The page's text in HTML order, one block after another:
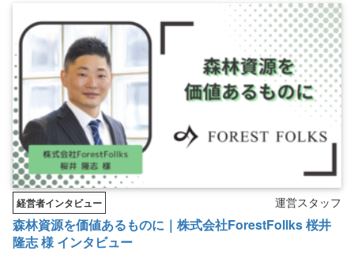
経営者インタビュー 運営スタッフ
森林資源を価値あるものに｜株式会社ForestFollks 桜井
隆志 様 インタビュー